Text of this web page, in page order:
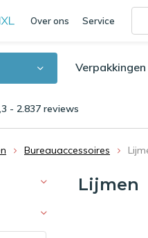
Over ons Service
- 2.837 reviews
Bureauaccessoires
Lijmen